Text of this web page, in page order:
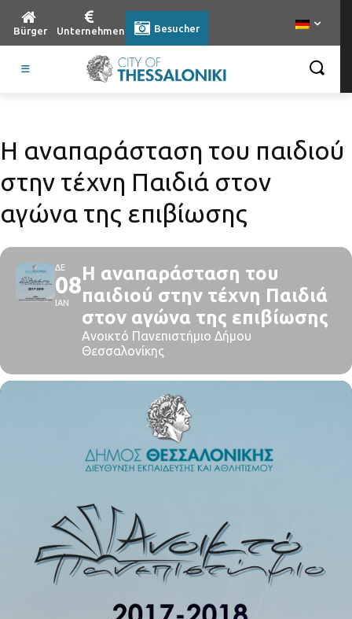
Bürger Unternehmen Besucher
Η αναπαράσταση του παιδιού
στην τέχνη Παιδιά στον
αγώνα της επιβίωσης
ΔΕ
08
ΙΑΝ
Η αναπαράσταση του
παιδιού στην τέχνη Παιδιά
στον αγώνα της επιβίωσης
Ανοικτό Πανεπιστήμιο Δήμου
Θεσσαλονίκης